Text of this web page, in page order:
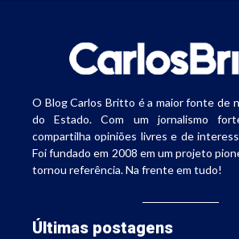
O Blog Carlos Britto é a maior fonte de
do Estado. Com um jornalismo
compartilha opiniões livres e de
Foi fundado em 2008 em um projeto
tornou referência. Na frente em tudo!
Últimas postagens